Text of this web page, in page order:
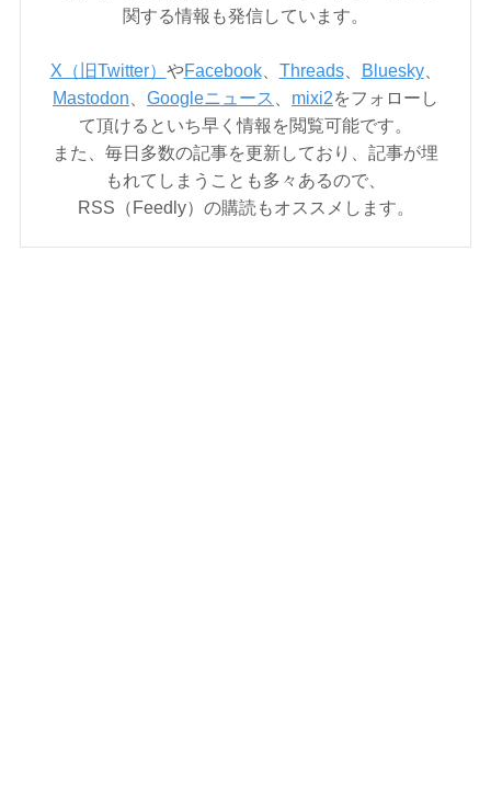
関する情報も発信しています。
X（旧Twitter） やFacebook、 Threads、 Bluesky、
Mastodon
Googleニュース mixi2をフォローし
て頂けるといち早く情報を閲覧可能です。
また、毎日多数の記事を更新しており、記事が埋
もれてしまうことも多々あるので、
RSS（Feedly）の購読もオススメします。